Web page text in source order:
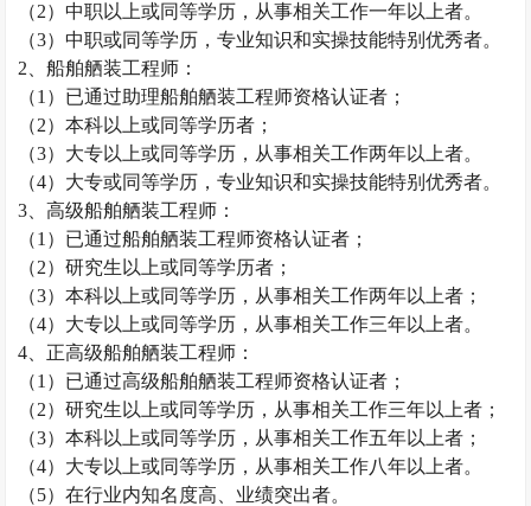
（2）中职以上或同等学历，从事相关工作一年以上者。
（3）中职或同等学历，专业知识和实操技能特别优秀者。
2 、船舶舾装工程师：
（1 ）已通过助理船舶舾装工程师资格认证者；
（2）本科以上或同等学历者；
（3）大专以上或同等学历，从事相关工作两年以上者。
（4）大专或同等学历，专业知识和实操技能特别优秀者。
3 、高级船舶舾装工程师：
（1 ）已通过船舶舾装工程师资格认证者；
（2）研究生以上或同等学历者；
（3）本科以上或同等学历，从事相关工作两年以上者；
（4）大专以上或同等学历，从事相关工作三年以上者。
4 、正高级船舶舾装工程师：
（1 ）已通过高级船舶舾装工程师资格认证者；
（2）研究生以上或同等学历，从事相关工作三年以上者；
（3）本科以上或同等学历，从事相关工作五年以上者；
（4）大专以上或同等学历，从事相关工作八年以上者。
（5）在行业内知名度高、业绩突出者。